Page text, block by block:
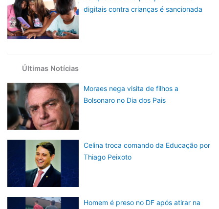
digitais contra crianças é sancionada
Últimas Notícias
Moraes nega visita de filhos a
Bolsonaro no Dia dos Pais
Celina troca comando da Educação por
Thiago Peixoto
Homem é preso no DF após atirar na